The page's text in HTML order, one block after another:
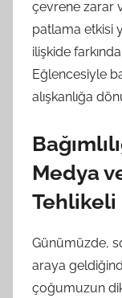
çevrene zarar
patlama etkisi
ilişkide
Eğlencesiyle
alışkanlığa
Medya
Tehlikeli
Günümüzde,
araya
çoğumuzun